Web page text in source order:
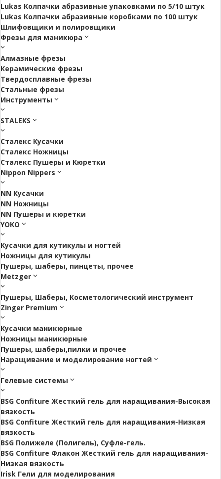
Lukas Колпачки абразивные упаковками по 5/10 штук
Lukas Колпачки абразивные коробками по 100 штук
Шлифовщики и полировщики
Фрезы для маникюра
Алмазные фрезы
Керамические фрезы
Твердосплавные фрезы
Стальные фрезы
Инструменты
STALEKS
Сталекс Кусачки
Сталекс Ножницы
Сталекс Пушеры и Кюретки
Nippon Nippers
NN Кусачки
NN Ножницы
NN Пушеры и кюретки
YOKO
Кусачки для кутикулы и ногтей
Ножницы для кутикулы
Пушеры, шаберы, пинцеты, прочее
Metzger
Пушеры, Шаберы, Косметологический инструмент
Zinger Premium
Кусачки маникюрные
Ножницы маникюрные
Пушеры, шаберы,пилки и прочее
Наращивание и моделирование ногтей
Гелевые системы
BSG Confiture Жесткий гель для наращивания-Высокая
вязкость
BSG Confiture Жесткий гель для наращивания-Низкая
вязкость
BSG Полижеле (Полигель), Суфле-гель.
BSG Confiture Флакон Жесткий гель для наращивания-
Низкая вязкость
Irisk Гели для моделирования